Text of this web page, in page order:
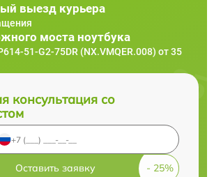
выезд курьера
моста ноутбука
51-G2-75DR (NX.VMQER.008) от 35
консультация со
Оставить заявку